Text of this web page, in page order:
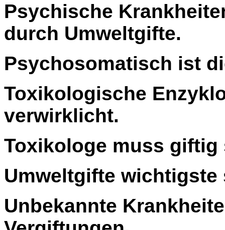
Psychische
durch Umweltgifte.
Psychosomatisch ist
Toxikologische
verwirklicht.
Toxikologe muss giftig
Umweltgifte wichtigste
Unbekannte